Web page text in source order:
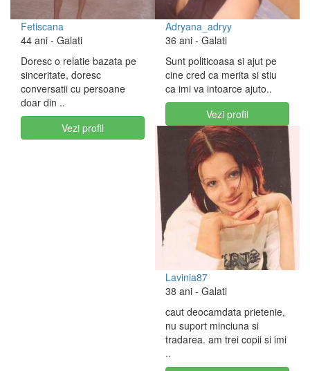
Fetiscana
44 ani - Galati
Doresc o relatie bazata pe
sinceritate, doresc
conversatii cu persoane
doar din ..
Vezi profil
Adryana_adryy
36 ani - Galati
Sunt politicoasa si ajut pe
cine cred ca merita si stiu
ca imi va intoarce ajuto..
Vezi profil
Lavinia87
38 ani - Galati
caut deocamdata prietenie,
nu suport minciuna si
tradarea. am trei copii si imi
..